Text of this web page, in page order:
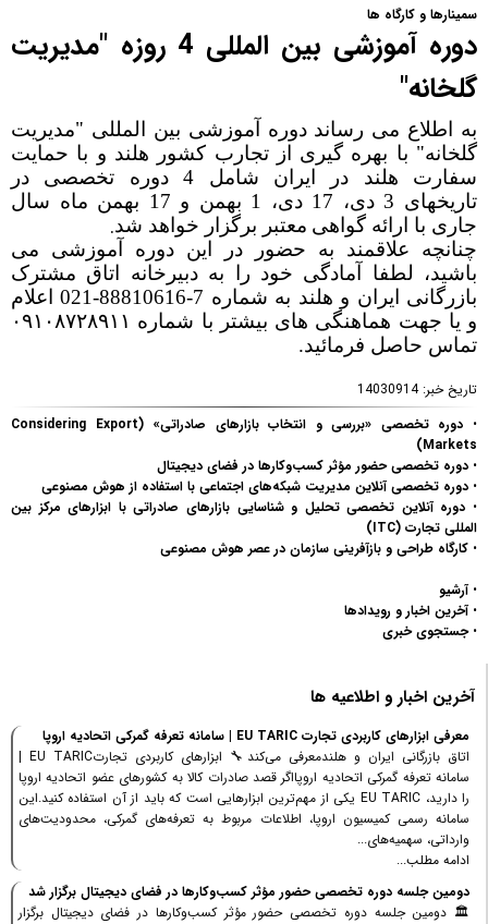
سمینارها و کارگاه ها
دوره آموزشی بین المللی 4 روزه "مدیریت
گلخانه"
به اطلاع می رساند دوره آموزشی بین المللی "مدیریت
گلخانه" با بهره گیری از تجارب کشور هلند و با حمایت
سفارت هلند در ایران شامل 4 دوره تخصصی در
تاریخهای 3 دی، 17 دی، 1 بهمن و 17 بهمن ماه سال
جاری با ارائه گواهی معتبر برگزار خواهد شد.
چنانچه علاقمند به حضور در این دوره آموزشی می
باشید، لطفا آمادگی خود را به دبیرخانه اتاق مشترک
بازرگانی ایران و هلند به شماره 7-88810616-021 اعلام
و یا جهت هماهنگی های بیشتر با شماره ۰۹۱۰۸۷۲۸۹۱۱
تماس حاصل فرمائید.
تاریخ خبر:14030914
•
دوره تخصصی «بررسی و انتخاب بازارهای صادراتی» (Considering Export
Markets)
• دوره تخصصی حضور مؤثر کسب‌وکارها در فضای دیجیتال
• دوره تخصصی آنلاین مدیریت شبکه‌های اجتماعی با استفاده از هوش مصنوعی
• دوره آنلاین تخصصی تحلیل و شناسایی بازارهای صادراتی با ابزارهای مرکز بین
المللی تجارت (ITC)
• کارگاه طراحی و بازآفرینی سازمان در عصر هوش مصنوعی
• آرشیو
• آخرین اخبار و رویدادها
•جستجوی خبری
آخرین اخبار و اطلاعیه ها
معرفی ابزارهای کاربردی تجارت EU TARIC | سامانه تعرفه گمرکی اتحادیه اروپا
اتاق بازرگانی ایران و هلندمعرفی می‌کند🔧 ابزارهای کاربردی تجارتEU TARIC |
سامانه تعرفه گمرکی اتحادیه اروپااگر قصد صادرات کالا به کشورهای عضو اتحادیه اروپا
را دارید، EU TARIC یکی از مهم‌ترین ابزارهایی است که باید از آن استفاده کنید.این
سامانه رسمی کمیسیون اروپا، اطلاعات مربوط به تعرفه‌های گمرکی، محدودیت‌های
وارداتی، سهمیه‌های...
ادامه مطلب...
دومین جلسه دوره تخصصی حضور مؤثر کسب‌وکارها در فضای دیجیتال برگزار شد
🏛 دومین جلسه دوره تخصصی حضور مؤثر کسب‌وکارها در فضای دیجیتال برگزار